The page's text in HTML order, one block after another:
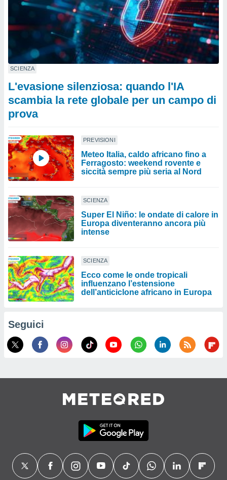
SCIENZA
L'evasione silenziosa: quando l'IA
scambia la rete globale per un campo di
prova
PREVISIONI
Meteo Italia, caldo africano fino a
Ferragosto: weekend rovente e
siccità sempre più seria al Nord
SCIENZA
Super El Niño: le ondate di calore in
Europa diventeranno ancora più
intense
SCIENZA
Ecco come le onde tropicali
influenzano l’estensione
dell’anticiclone africano in Europa
Seguici